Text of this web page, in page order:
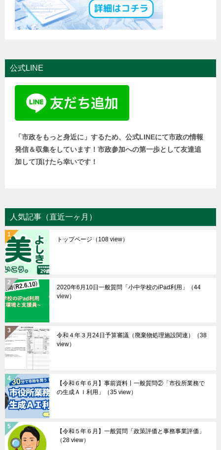
公式LINE
「市政をもっと身近に」するため、公式LINEにて市政の情報
発信＆収集をしています！市政参加への第一歩として友達追
加して頂けたら幸いです！
人気記事（直近一ヶ月）
トップページ （108 view）
2020年6月10日一般質問「小中学校のiPad利用」
（44
view）
令和４年３月24日予算審議（廃棄物処理施設関連）
（38
view）
【令和６年６月】事前資料丨一般質問②「市役所業務で
の生成ＡＩ利用」
（35 view）
【令和５年６月】一般質問「政策評価と事務事業評価」
（28 view）